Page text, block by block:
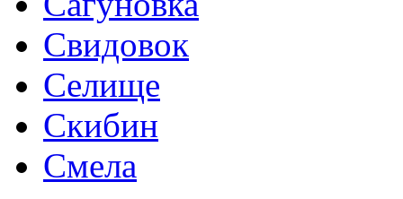
Свидовок
Селище
Скибин
Смела